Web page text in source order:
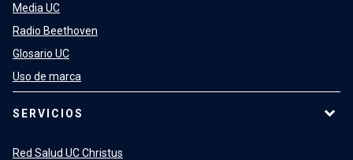
Media UC
Radio Beethoven
Glosario UC
Uso de marca
SERVICIOS
Red Salud UC Christus